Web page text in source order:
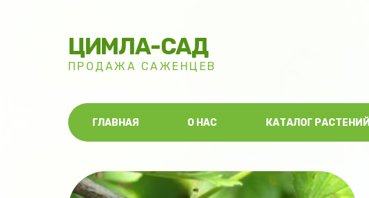
ЦИМЛА-САД
ПРОДАЖА САЖЕНЦЕВ
ГЛАВНАЯ О НАС КАТАЛОГ РАСТЕНИЙ